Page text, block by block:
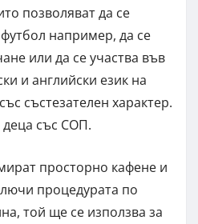
позволяват да се
например, да се
или да се участва във
и английски език на
състезателен характер.
със СОП.
просторно кафене и
процедурата по
той ще се използва за